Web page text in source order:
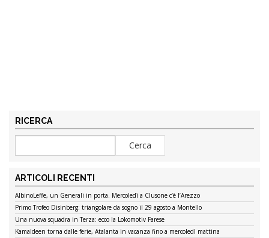
RICERCA
ARTICOLI RECENTI
AlbinoLeffe, un Generali in porta. Mercoledì a Clusone c’è l’Arezzo
Primo Trofeo Disinberg: triangolare da sogno il 29 agosto a Montello
Una nuova squadra in Terza: ecco la Lokomotiv Farese
Kamaldeen torna dalle ferie, Atalanta in vacanza fino a mercoledì mattina